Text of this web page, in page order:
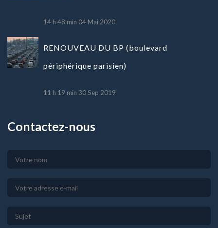
14 h 48 min 04 Mai 2020
RENOUVEAU DU BP (boulevard
périphérique parisien)
11 h 19 min 30 Sep 2019
Contactez-nous